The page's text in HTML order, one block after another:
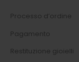
Processo d’ordine
Pagamento
Restituzione gioielli